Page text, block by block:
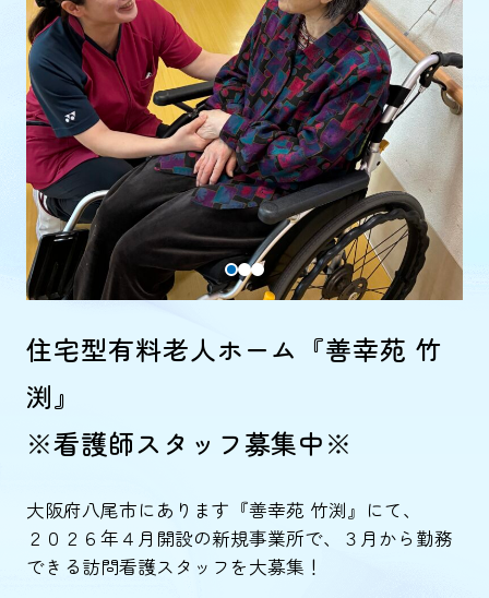
住宅型有料老人ホーム『善幸苑 竹
渕』
※看護師スタッフ募集中※
大阪府八尾市にあります『善幸苑 竹渕』にて、
２０２６年４月開設の新規事業所で、３月から勤務
できる訪問看護スタッフを大募集！